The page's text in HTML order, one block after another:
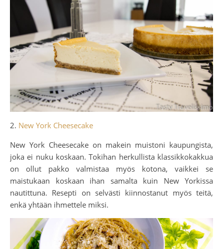
2. New York Cheesecake
New York Cheesecake on makein muistoni kaupungista,
joka ei nuku koskaan. Tokihan herkullista klassikkokakkua
on ollut pakko valmistaa myös kotona, vaikkei se
maistukaan koskaan ihan samalta kuin New Yorkissa
nautittuna. Resepti on selvästi kiinnostanut myös teitä,
enkä yhtään ihmettele miksi.